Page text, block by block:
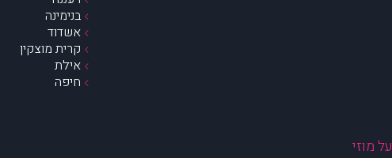
בנימינה
אשדוד
קרית מוצקין
אילת
חיפה
על מוזי